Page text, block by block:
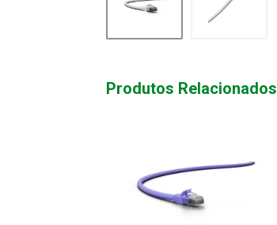
Produtos Relacionados